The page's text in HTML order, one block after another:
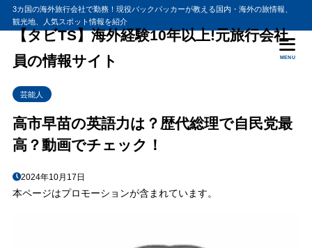
3カ国の海外旅行会社で勤務！現役バックパッカーが教える国内・海外の旅情報、
観光地、人気スポット情報を紹介
【タビTS】海外経験10年以上!元旅行会社
員の情報サイト
MENU
芸能人
高市早苗の英語力は？歴代総理で自民党最
高？動画でチェック！
2024年10月17日
本ページはプロモーションが含まれています。